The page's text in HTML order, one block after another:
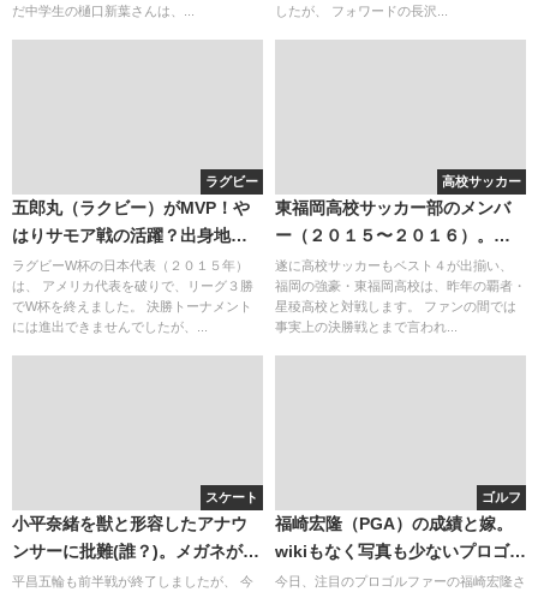
だ中学生の樋口新葉さんは、...
したが、 フォワードの長沢...
ラグビー
五郎丸（ラクビー）がMVP！や
はりサモア戦の活躍？出身地は
さぞ盛り上がるだろう・・・
ラグビーW杯の日本代表（２０１５年）
は、 アメリカ代表を破りで、リーグ３勝
でW杯を終えました。 決勝トーナメント
には進出できませんでしたが、...
高校サッカー
東福岡高校サッカー部のメンバ
ー（２０１５〜２０１６）。出
身中学・クラブは福岡が多い。
三宅選手への注目
遂に高校サッカーもベスト４が出揃い、
福岡の強豪・東福岡高校は、昨年の覇者・
星稜高校と対戦します。 ファンの間では
事実上の決勝戦とまで言われ...
スケート
小平奈緒を獣と形容したアナウ
ンサーに批難(誰？)。メガネが可
愛い
平昌五輪も前半戦が終了しましたが、 今
ゴルフ
福崎宏隆（PGA）の成績と嫁。
wikiもなく写真も少ないプロゴル
ファー！
今日、注目のプロゴルファーの福崎宏隆さ